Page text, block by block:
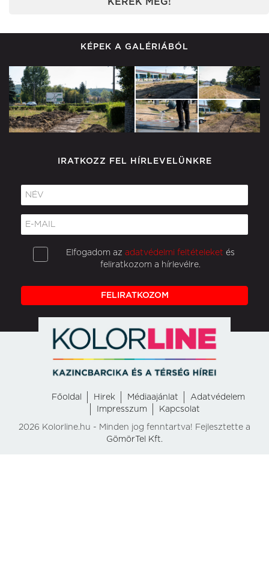
KÉPEK A GALÉRIÁBÓL
IRATKOZZ FEL HÍRLEVELÜNKRE
Elfogadom az adatvédelmi feltételeket és
feliratkozom a hírlevélre.
FELIRATKOZOM
Főoldal Hirek Médiaajánlat
Adatvédelem
Impresszum
Kapcsolat
2026 Kolorline.hu - Minden jog fenntartva! Fejlesztette a
GömörTel Kft.